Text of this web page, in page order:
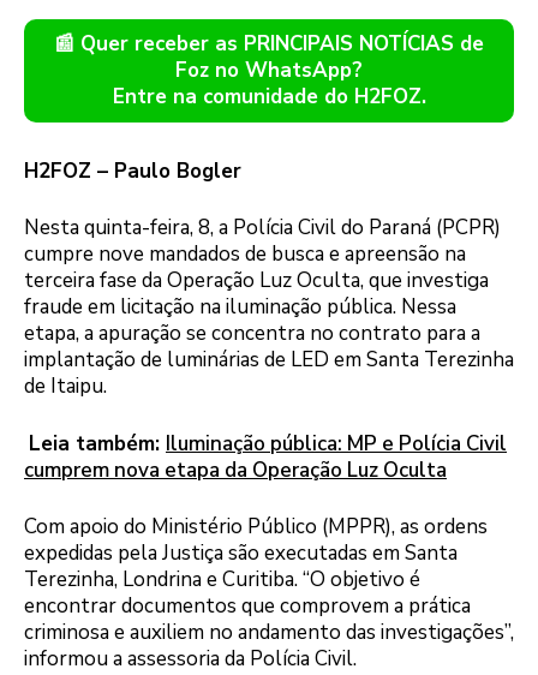
📰 Quer receber as PRINCIPAIS NOTÍCIAS de
Foz no WhatsApp?
Entre na comunidade do H2FOZ.
H2FOZ – Paulo Bogler
Nesta quinta-feira, 8, a Polícia Civil do Paraná (PCPR)
cumpre nove mandados de busca e apreensão na
terceira fase da Operação Luz Oculta, que investiga
fraude em licitação na iluminação pública. Nessa
etapa, a apuração se concentra no contrato para a
implantação de luminárias de LED em Santa Terezinha
de Itaipu.
Leia também: Iluminação pública: MP e Polícia Civil
cumprem nova etapa da Operação Luz Oculta
Com apoio do Ministério Público (MPPR), as ordens
expedidas pela Justiça são executadas em Santa
Terezinha, Londrina e Curitiba. “O objetivo é
encontrar documentos que comprovem a prática
criminosa e auxiliem no andamento das investigações”,
informou a assessoria da Polícia Civil.